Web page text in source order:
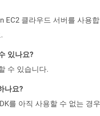
클라우드 서버를 사용
있나요?
수 있습니다.
나요?
를 아직 사용할 수 없는 경